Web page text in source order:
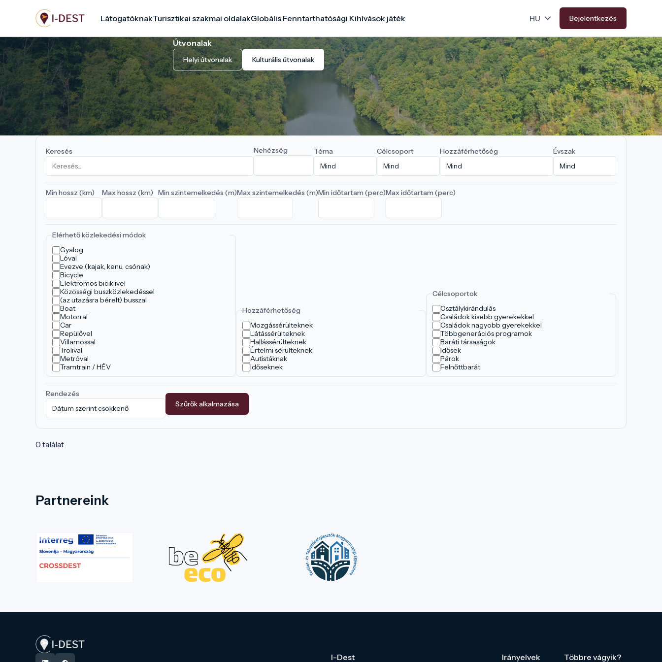
tartalomra
LátogatóknakTurisztikai szakmai oldalakGlobális Fenntarthatósági Kihívások játék Bejelentkezés
Útvonalak
Helyi útvonalak Kulturális útvonalak
Keresés Nehézség Téma Célcsoport Hozzáférhetőség Évszak
Min hossz (km) Max hossz (km) Min szintemelkedés (m)Max szintemelkedés (m)Min időtartam (perc)Max időtartam (perc)
Elérhető közlekedési módok
Gyalog
Lóval
Evezve (kajak, kenu, csónak)
Bicycle
Elektromos biciklivel
Közösségi buszközlekedéssel
(az utazásra bérelt) busszal
Boat
Motorral
Car
Repülővel
Villamossal
Trolival
Metróval
Tramtrain / HÉV
Hozzáférhetőség
Mozgássérülteknek
Látássérülteknek
Hallássérülteknek
Értelmi sérülteknek
Autistáknak
Időseknek
Célcsoportok
Osztálykirándulás
Családok kisebb gyerekekkel
Családok nagyobb gyerekekkel
Többgenerációs programok
Baráti társaságok
Idősek
Párok
Felnőttbarát
Rendezés
Szűrők alkalmazása
0 találat
Partnereink
I-Dest Irányelvek Többre vágyik?